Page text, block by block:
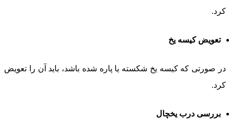
کرد.
تعویض کیسه یخ
در صورتی که کیسه یخ شکسته یا پاره شده باشد، باید آن را تعویض
کرد.
بررسی درب یخچال